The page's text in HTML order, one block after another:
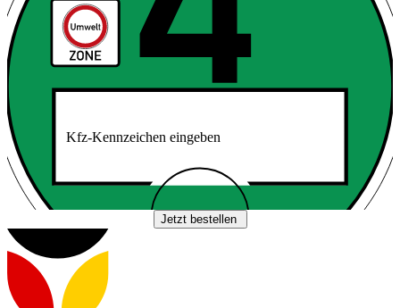
Kfz-Kennzeichen eingeben
Jetzt bestellen